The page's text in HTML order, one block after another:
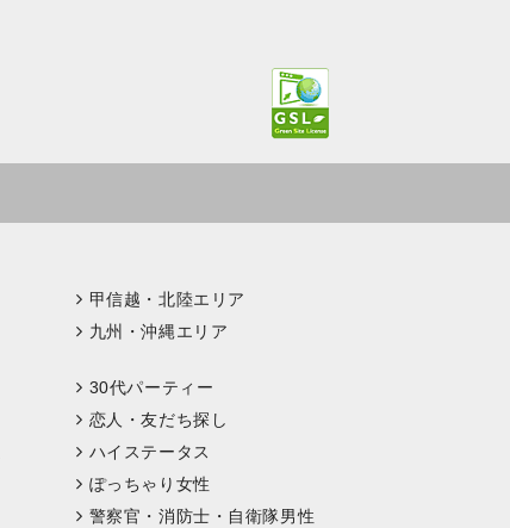
甲信越・北陸エリア
九州・沖縄エリア
30代パーティー
恋人・友だち探し
ハイステータス
ぽっちゃり女性
警察官・消防士・自衛隊男性